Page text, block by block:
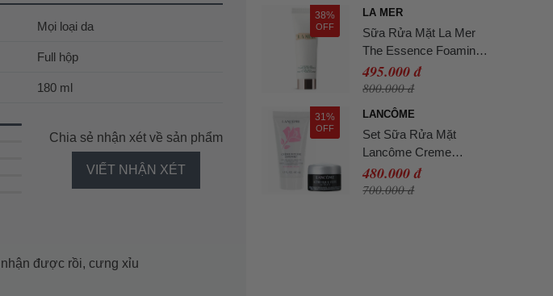
Mọi loại da
Full hộp
180 ml
Chia sẻ nhận xét về sản phẩm
VIẾT NHẬN XÉT
được rồi, cưng xỉu
38%
OFF
LA MER
Sữa Rửa Mặt La Mer
The Essence Foaming
Cleanser 30ml
495.000 đ
800.000 đ
31%
OFF
LANCÔME
Set Sữa Rửa Mặt
Lancôme Creme
Mousse Set 2 Món
480.000 đ
700.000 đ